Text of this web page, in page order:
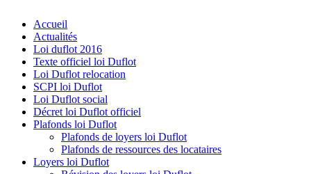
Accueil
Actualités
Loi duflot 2016
Texte officiel loi Duflot
Loi Duflot relocation
SCPI loi Duflot
Loi Duflot social
Décret loi Duflot officiel
Plafonds loi Duflot
Plafonds de loyers loi Duflot
Plafonds de ressources des locataires
Loyers loi Duflot